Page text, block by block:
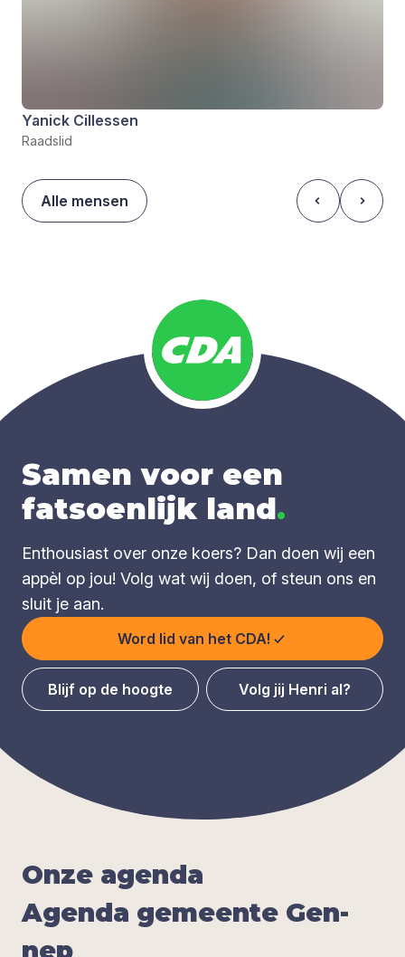
Yanick Cillessen
Raadslid
Alle mensen
Samen voor een
fatsoenlijk land.
Enthousiast over onze koers? Dan doen wij een
appèl op jou! Volg wat wij doen, of steun ons en
sluit je aan.
Word lid van het CDA!
Blijf op de hoogte Volg jij Henri al?
Onze agen­da
Agen­da gemeen­te Gen­
nep